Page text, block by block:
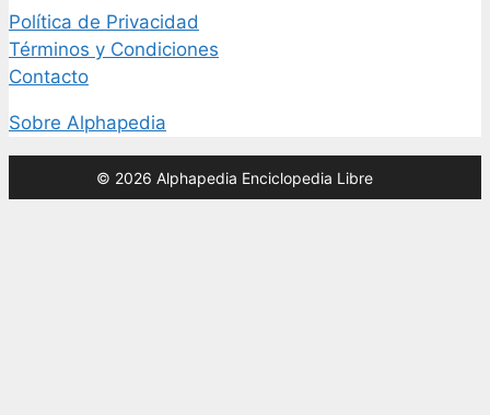
Política de Privacidad
Términos y Condiciones
Contacto
Sobre Alphapedia